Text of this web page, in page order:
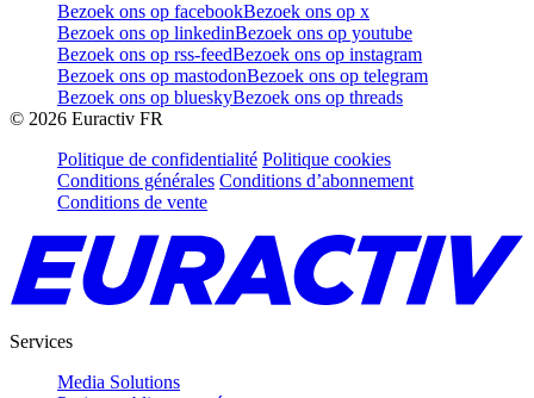
Bezoek ons op facebookBezoek ons op x
Bezoek ons op linkedinBezoek ons op youtube
Bezoek ons op rss-feedBezoek ons op instagram
Bezoek ons op mastodonBezoek ons op telegram
Bezoek ons op blueskyBezoek ons op threads
© 2026 Euractiv FR
Politique de confidentialité Politique cookies
Conditions générales Conditions d’abonnement
Conditions de vente
Services
Media Solutions